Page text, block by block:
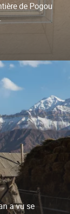
de Pogou
a vu se